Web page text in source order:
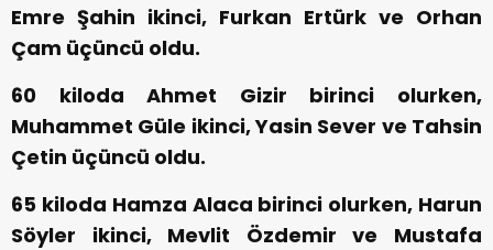
Emre Şahin ikinci, Furkan Ertürk ve Orhan
Çam üçüncü oldu.
60 kiloda Ahmet Gizir birinci olurken,
Muhammet Güle ikinci, Yasin Sever ve Tahsin
Çetin üçüncü oldu.
65 kiloda Hamza Alaca birinci olurken, Harun
Söyler ikinci, Mevlit Özdemir ve Mustafa